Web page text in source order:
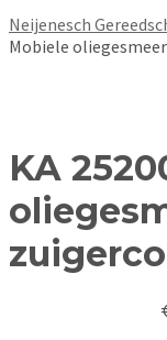
Neijenesch
Mobiele
KA